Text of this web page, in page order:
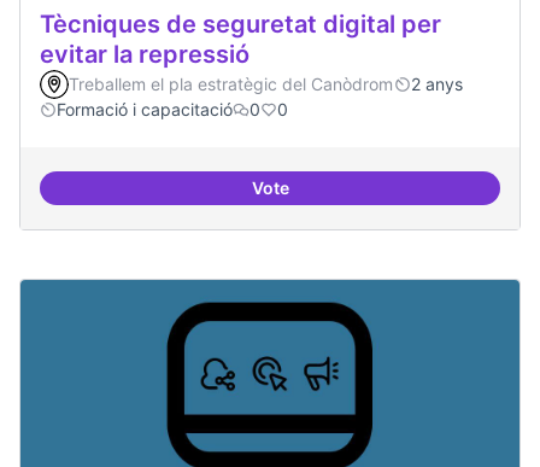
Tècniques de seguretat digital per
evitar la repressió
Treballem el pla estratègic del Canòdrom
2 anys
Formació i capacitació
0 0
VoteTècniques de seguretat digital